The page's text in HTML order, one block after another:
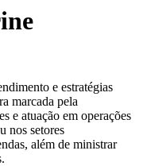
e estratégias
marcada pela
e atuação em operações
nos setores
além de ministrar